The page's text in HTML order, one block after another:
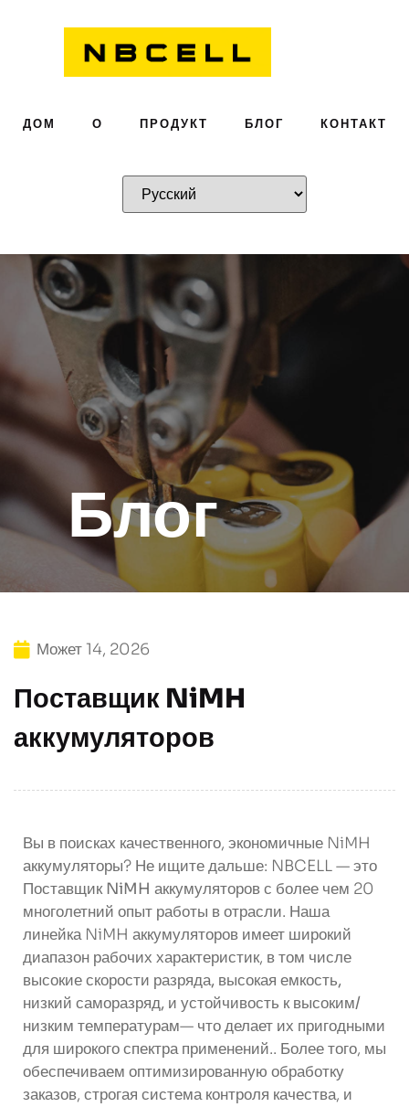
ДОМ О ПРОДУКТ БЛОГ КОНТАКТ
Блог
Может 14, 2026
Поставщик NiMH
аккумуляторов
Вы в поисках качественного, экономичные NiMH
аккумуляторы? Не ищите дальше: NBCELL — это
Поставщик NiMH аккумуляторовс более чем 20
многолетний опыт работы в отрасли. Наша
линейка NiMH аккумуляторов имеет широкий
диапазон рабочих характеристик, в том числе
высокие скорости разряда, высокая емкость,
низкий саморазряд, и устойчивость к высоким/
низким температурам— что делает их пригодными
для широкого спектра применений.. Более того, мы
обеспечиваем оптимизированную обработку
заказов, строгая система контроля качества, и